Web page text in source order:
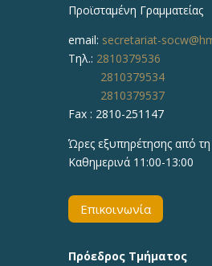
Προϊσταμένη Γραμματείας
email: secretariat-
Τηλ.: 2810379536
2810379534
2810379537
Fax : 2810-251147
Ώρες εξυπηρέτησης από τη
Καθημερινά 11:00-13:00
Επικοινωνία
Πρόεδρος Τμήματος